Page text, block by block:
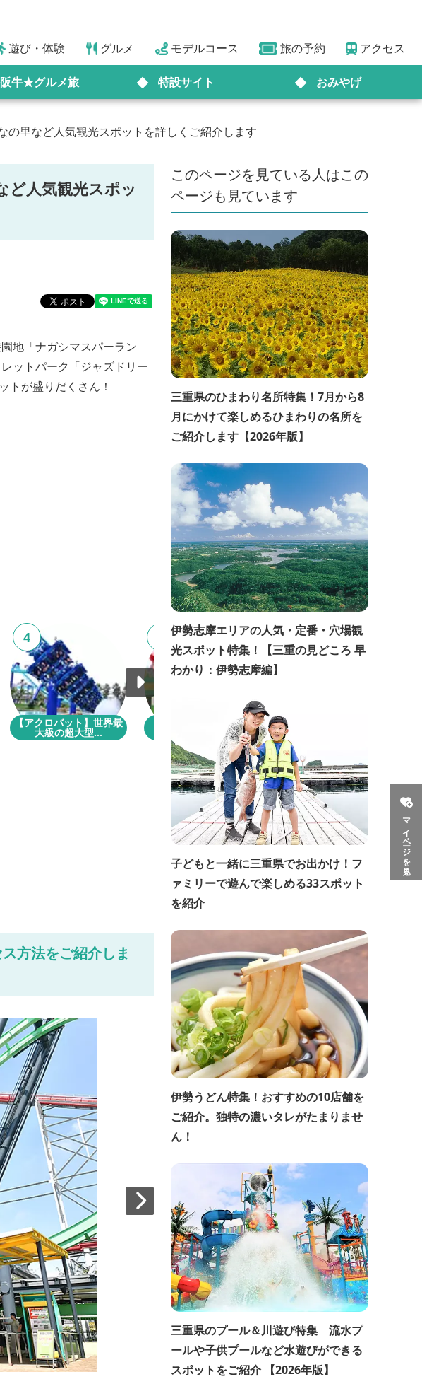
遊び・体験 グルメ モデルコース 旅の予約 アクセス
牛★グルメ旅 特設サイト おみやげ
マイページを見る
里など人気観光スポットを詳しくご紹介します
ど人気観光スポッ
地「ナガシマスパーラン
ットパーク「ジャズドリー
トが盛りだくさん！
【アクロバット】世界最
大級の超大型...
4
【キッズタウン】ナガシ
マスパーラン...
【ナガシマジャンボ海水
6
方法をご紹介しま
このページを見ている人はこの
ページも見ています
三重県のひまわり名所特集！7月から8
月にかけて楽しめるひまわりの名所を
ご紹介します【2026年版】
伊勢志摩エリアの人気・定番・穴場観
光スポット特集！【三重の見どころ 早
わかり：伊勢志摩編】
子どもと一緒に三重県でお出かけ！フ
ァミリーで遊んで楽しめる33スポット
を紹介
伊勢うどん特集！おすすめの10店舗を
ご紹介。独特の濃いタレがたまりませ
ん！
三重県のプール＆川遊び特集 流水プ
ールや子供プールなど水遊びができる
スポットをご紹介 【2026年版】